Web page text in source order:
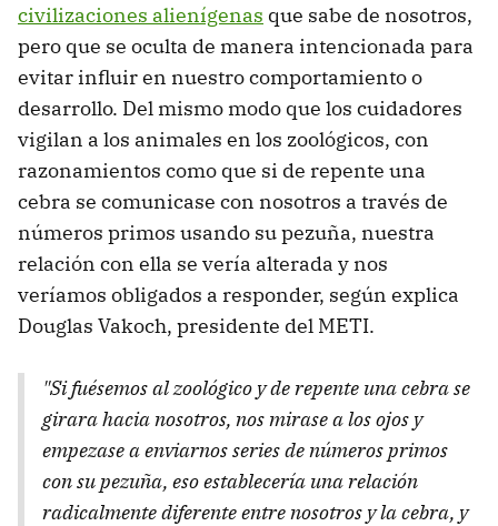
civilizaciones alienígenas que sabe de nosotros,
pero que se oculta de manera intencionada para
evitar influir en nuestro comportamiento o
desarrollo. Del mismo modo que los cuidadores
vigilan a los animales en los zoológicos, con
razonamientos como que si de repente una
cebra se comunicase con nosotros a través de
números primos usando su pezuña, nuestra
relación con ella se vería alterada y nos
veríamos obligados a responder, según explica
Douglas Vakoch, presidente del METI.
"Si fuésemos al zoológico y de repente una cebra se
girara hacia nosotros, nos mirase a los ojos y
empezase a enviarnos series de números primos
con su pezuña, eso establecería una relación
radicalmente diferente entre nosotros y la cebra, y